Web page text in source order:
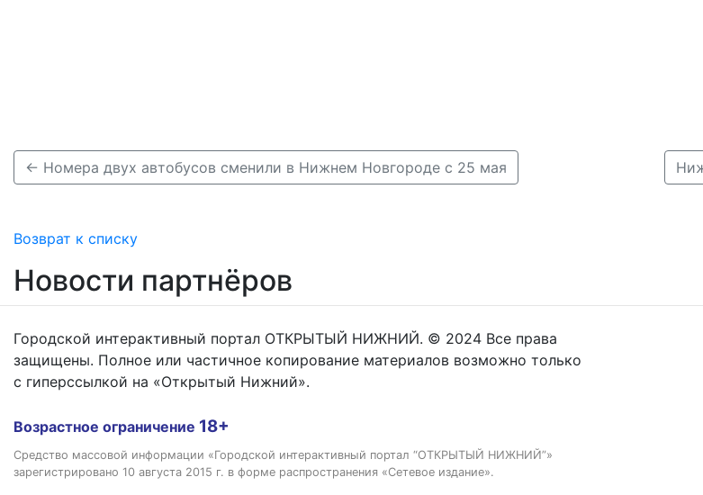
← Номера двух автобусов сменили в Нижнем Новгороде с 25 мая
Возврат к списку
Новости партнёров
Городской интерактивный портал ОТКРЫТЫЙ НИЖНИЙ. © 2024 Все права
защищены. Полное или частичное копирование материалов возможно только
с гиперссылкой на «Открытый Нижний».
Возрастное ограничение 18+
Средство массовой информации «Городской интерактивный портал “ОТКРЫТЫЙ НИЖНИЙ”»
зарегистрировано 10 августа 2015 г. в форме распространения «Сетевое издание».